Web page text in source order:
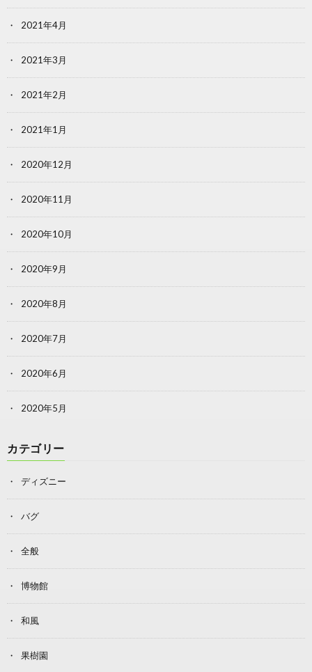
2021年4月
2021年3月
2021年2月
2021年1月
2020年12月
2020年11月
2020年10月
2020年9月
2020年8月
2020年7月
2020年6月
2020年5月
カテゴリー
ディズニー
バグ
全般
博物館
和風
果樹園